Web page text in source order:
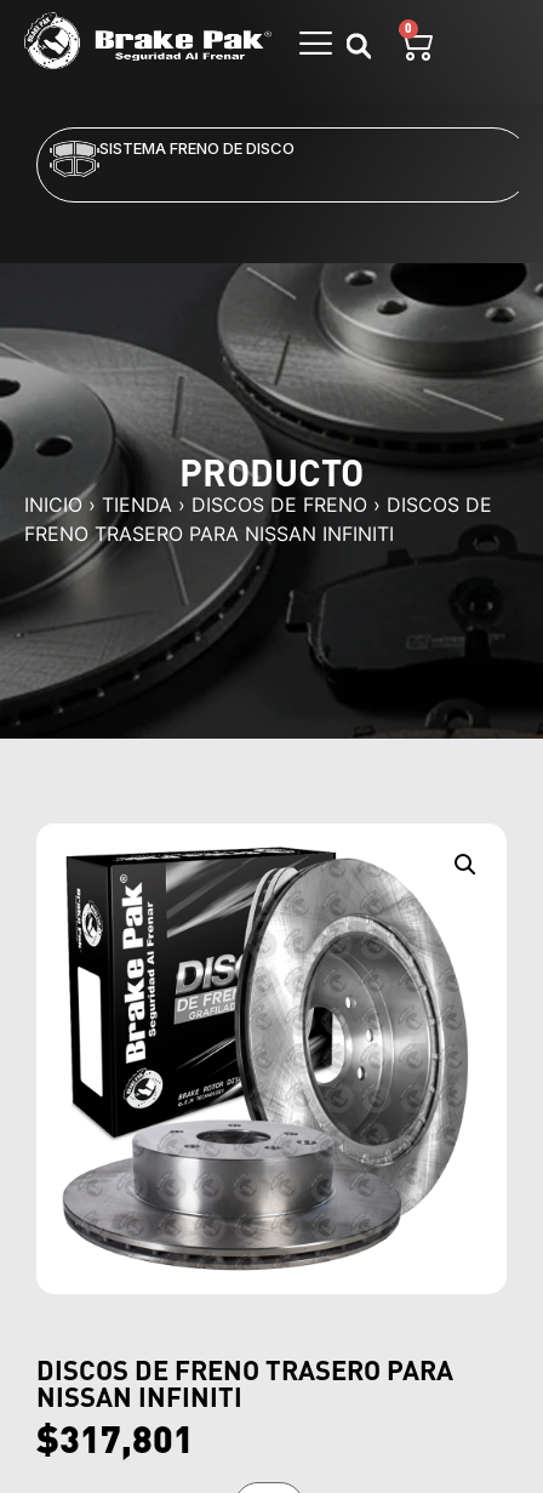
0
SISTEMA FRENO DE DISCO
PRODUCTO
INICIO› TIENDA › DISCOS DE FRENO › DISCOS DE
FRENO TRASERO PARA NISSAN INFINITI
DISCOS DE FRENO TRASERO PARA
NISSAN INFINITI
$317,801